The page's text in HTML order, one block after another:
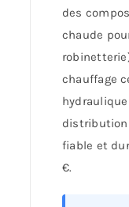
des
chaude
chauffage
distribution
fiable et
€.